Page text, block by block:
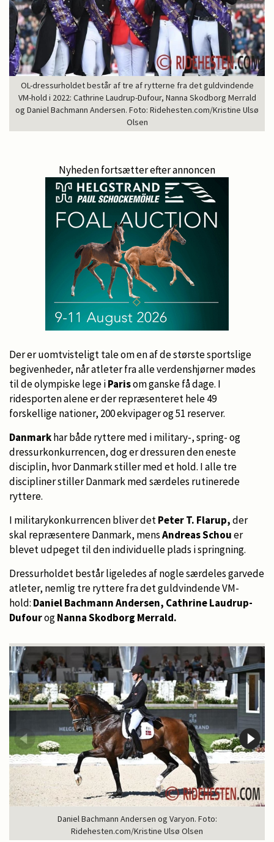
OL-dressurholdet består af tre af rytterne fra det guldvindende
VM-hold i 2022: Cathrine Laudrup-Dufour, Nanna Skodborg Merrald
og Daniel Bachmann Andersen. Foto: Ridehesten.com/Kristine Ulsø
Olsen
Nyheden fortsætter efter annoncen
Der er uomtvisteligt tale om en af de største sportslige
begivenheder, når atleter fra alle verdenshjørner mødes
til de olympiske lege iParisom ganske få dage. I
ridesporten alene er der repræsenteret hele 49
forskellige nationer, 200 ekvipager og 51 reserver.
Danmarkhar både ryttere med i military-, spring- og
dressurkonkurrencen, dog er dressuren den eneste
disciplin, hvor Danmark stiller med et hold. I alle tre
discipliner stiller Danmark med særdeles rutinerede
ryttere.
I militarykonkurrencen bliver detPeter T. Flarup,der
skal repræsentere Danmark, mensAndreas Schouer
blevet udpeget til den individuelle plads i springning.
Dressurholdet består ligeledes af nogle særdeles garvede
atleter, nemlig tre ryttere fra det guldvindende VM-
hold: Daniel Bachmann Andersen, Cathrine Laudrup-
DufourogNanna Skodborg Merrald.
Daniel Bachmann Andersen og Varyon. Foto:
Ridehesten.com/Kristine Ulsø Olsen